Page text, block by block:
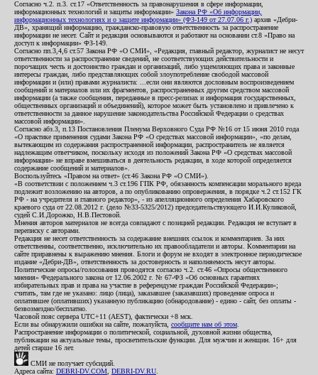
Согласно ч.2. п.3. ст.17 «Ответственность за правонарушения в сфере информации,
информационных технологий и защиты информации» Закона РФ «Об информации,
информационных технологиях и о защите информации» (ФЗ-149 от 27.07.06 г.) архив «Дебри-
ДВ», хранящий информацию, гражданско-правовую ответственность за распространение
информации не несет. Сайт и редакция основываются и работают на основании ст.8 «Право на
доступ к информации» ФЗ-149.
Согласно пп.3,4,6 ст.57 Закона РФ «О СМИ», «Редакция, главный редактор, журналист не несут
ответственности за распространение сведений, не соответствующих действительности и
порочащих честь и достоинство граждан и организаций, либо ущемляющих права и законные
интересы граждан, либо представляющих собой злоупотребление свободой массовой
информации и (или) правами журналиста: ...если они являются дословным воспроизведением
сообщений и материалов или их фрагментов, распространенных другим средством массовой
информации (а также сообщения, переданные в пресс-релизах и информация государственных,
общественных организаций и объединений), которое может быть установлено и привлечено к
ответственности за данное нарушение законодательства Российской Федерации о средствах
массовой информации».
Согласно абз.3, п.13 Постановления Пленума Верховного Суда РФ №16 от 15 июня 2010 года
«О практике применения судами Закона РФ «О средствах массовой информации», «по делам,
вытекающим из содержания распространенной информации, распространитель не является
надлежащим ответчиком, поскольку исходя из положений Закона РФ «О средствах массовой
информации» не вправе вмешиваться в деятельность редакции, в ходе которой определяется
содержание сообщений и материалов».
Воспользуйтесь «Правом на ответ» (ст.46 Закона РФ «О СМИ»).
«В соответствии с положением ч.3 ст.196 ГПК РФ, обязанность компенсации морального вреда
подлежит возложению на авторов, а по опубликованию опровержения, в порядке ч.2 ст.152 ГК
РФ - на учредителя и главного редактор», - из апелляционного определения Хабаровского
краевого суда от 22.08.2012 г. (дело №33-5325/2012) председательствующего И.И.Куликовой,
судей С.И.Дорожко, Н.В.Пестовой.
Мнения авторов материалов не всегда совпадают с позицией редакции. Редакция не вступает в
переписку с авторами.
Редакция не несет ответственность за содержание внешних ссылок и комментариев. За них
ответственны, соответственно, исключительно их правообладатели и авторы. Комментарии на
сайте приравнены к выражению мнения. Блоги и форум не входят в электронное периодическое
издание «Дебри-ДВ», ответственность за достоверность и наполняемость несут авторы.
Политические опросы/голосования проводятся согласно ч.2. ст.46 «Опросы общественного
мнения» Федерального закона от 12.06.2002 г. № 67-ФЗ «Об основных гарантиях
избирательных прав и права на участие в референдуме граждан Российской Федерации»;
считать, там где не указано: лицо (лица), заказавшее (заказавших) проведение опроса и
оплатившее (оплативших) указанную публикацию (обнародование) - едино - сайт, без оплаты -
безвозмездно/бесплатно.
Часовой пояс сервера UTC+11 (AEST), фактически +8 мск.
Если вы обнаружили ошибки на сайте, пожалуйста, сообщите нам об этом
Распространение информации о политической, социальной, духовной жизни общества,
публикации на актуальные темы, просветительские функции. Для мужчин и женщин. 16+ для
детей старше 16 лет.
СМИ не получает субсидий.
Адреса сайта: DEBRI-DV.COM DEBRI-DV.RU